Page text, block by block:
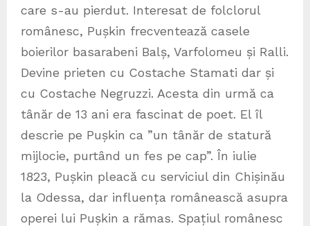
care s-au pierdut. Interesat de folclorul
românesc, Pușkin frecventează casele
boierilor basarabeni Balș, Varfolomeu și Ralli.
Devine prieten cu Costache Stamati dar și
cu Costache Negruzzi. Acesta din urmă ca
tânăr de 13 ani era fascinat de poet. El îl
descrie pe Pușkin ca ”un tânăr de statură
mijlocie, purtând un fes pe cap”. În iulie
1823, Pușkin pleacă cu serviciul din Chișinău
la Odessa, dar influența românească asupra
operei lui Pușkin a rămas. Spațiul românesc